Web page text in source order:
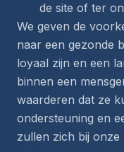
de site of ter
We geven de
naar een gezonde
loyaal zijn en een
binnen een
waarderen dat ze
ondersteuning en
zullen zich bij